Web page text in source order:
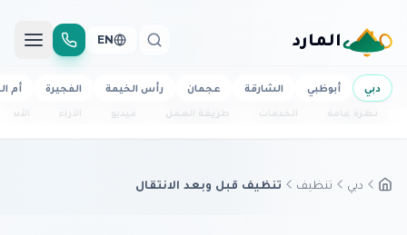
المارد EN
دبي أبوظبي الشارقة عجمان رأس الخيمة الفجيرة
أم
نظرة عامة
الخدمات طريقة العمل فيديو الآراء
دبي تنظيف تنظيف قبل وبعد الانتقال